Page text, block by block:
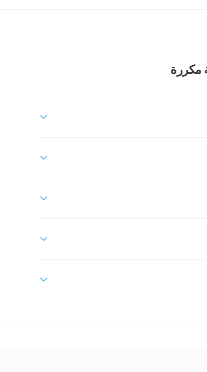
مكررة